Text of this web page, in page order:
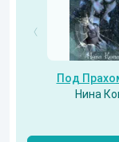
Под
Нина